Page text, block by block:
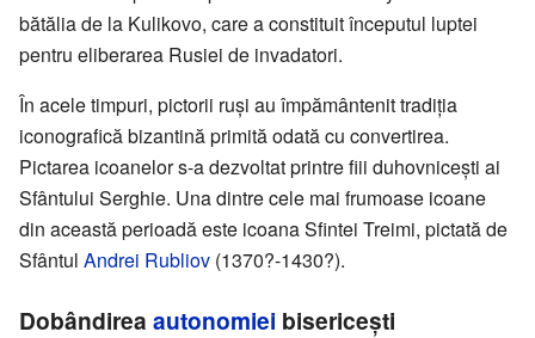
bătălia de la Kulikovo, care a constituit începutul luptei
pentru eliberarea Rusiei de invadatori.
În acele timpuri, pictorii ruşi au împământenit tradiţia
iconografică bizantină primită odată cu convertirea.
Pictarea icoanelor s-a dezvoltat printre fiii duhovniceşti ai
Sfântului Serghie. Una dintre cele mai frumoase icoane
din această perioadă este icoana Sfintei Treimi, pictată de
Sfântul Andrei Rubliov (1370?-1430?).
Dobândirea autonomiei bisericeşti